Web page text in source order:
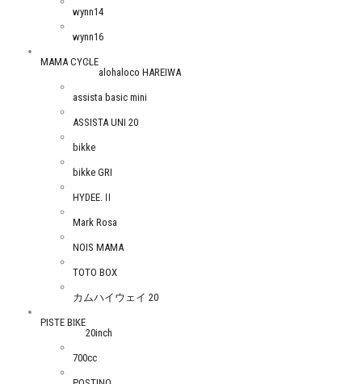
wynn14
wynn16
MAMA CYCLE
alohaloco HAREIWA
assista basic mini
ASSISTA UNI 20
bikke
bikke GRI
HYDEE.Ⅱ
Mark Rosa
NOIS MAMA
TOTO BOX
カムハイウェイ 20
PISTE BIKE
20inch
700cc